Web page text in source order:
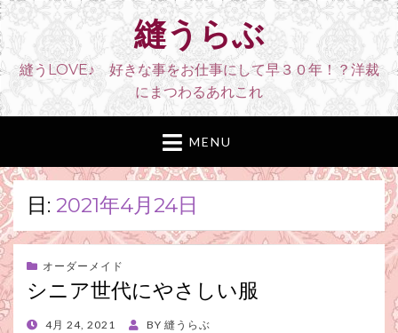
縫うらぶ
縫うLOVE♪ 好きな事をお仕事にして早３０年！？洋裁
にまつわるあれこれ
MENU
日: 2021年4月24日
オーダーメイド
シニア世代にやさしい服
POSTED
4月 24, 2021 BY 縫うらぶ